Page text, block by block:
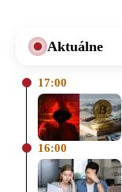
Aktuálne
17:00
16:00